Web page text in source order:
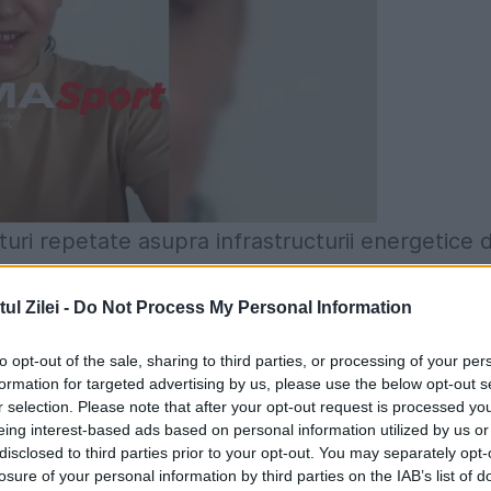
Zilei - Do Not Process My Personal Information
opt-out of the sale, sharing to third parties, or processing of your
for targeted advertising by us, please use the below opt-out
selection. Please note that after your opt-out request is processed
interest-based ads based on personal information utilized by us
to third parties prior to your opt-out. You may separately
of your personal information by third parties on the IAB’s list of
repetate asupra infrastructurii energetice
desfășurare.
Ucrainei
lovit rafinăria Slavneft-YANOS, una dintre
Instalația are o capacitate de producție
un obiectiv strategic important.